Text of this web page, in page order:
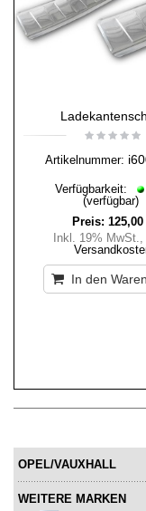
Artikelnummer:
Verfügbarkeit:
(verfügbar)
Preis: 125,00
Inkl. 19% MwSt.,
In den
OPEL/VAUXHALL
WEITERE MARKEN